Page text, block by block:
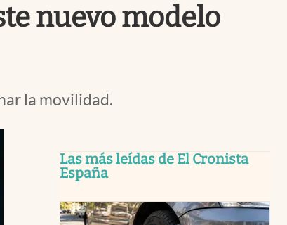
nuevo modelo
la movilidad.
Las más leídas de El Cronista
España